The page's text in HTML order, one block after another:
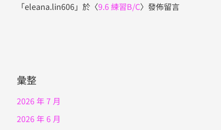
「eleana.lin606」於〈9.6 練習B/C〉發佈留言
彙整
2026 年 7 月
2026 年 6 月